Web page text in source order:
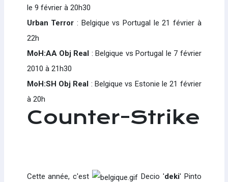
le 9 février à 20h30
Urban Terror : Belgique vs Portugal le 21 février à
22h
MoH:AA Obj Real : Belgique vs Portugal le 7 février
2010 à 21h30
MoH:SH Obj Real : Belgique vs Estonie le 21 février
à 20h
Counter-Strike
Cette année, c'est Decio 'deki' Pinto